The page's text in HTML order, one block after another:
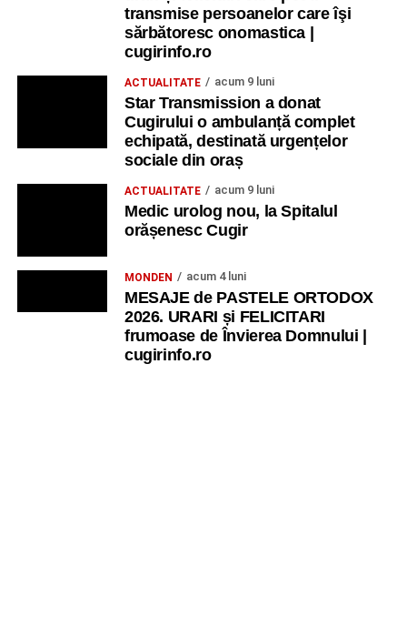
transmise persoanelor care îşi
sărbătoresc onomastica |
cugirinfo.ro
ACTUALITATE acum 9 luni
Star Transmission a donat
Cugirului o ambulanță complet
echipată, destinată urgențelor
sociale din oraș
ACTUALITATE acum 9 luni
Medic urolog nou, la Spitalul
orășenesc Cugir
MONDEN acum 4 luni
MESAJE de PASTELE ORTODOX
2026. URARI și FELICITARI
frumoase de Învierea Domnului |
cugirinfo.ro